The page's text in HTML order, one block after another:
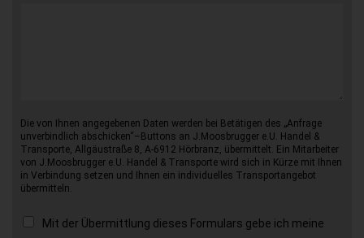
Die von Ihnen angegebenen Daten werden bei Betätigen des „Anfrage
unverbindlich abschicken“–Buttons an J.Moosbrugger e.U. Handel &
Transporte, Allgäustraße 8, A-6912 Hörbranz, übermittelt. Ein Mitarbeiter
von J.Moosbrugger e.U. Handel & Transporte wird sich in Kürze mit Ihnen
in Verbindung setzen und Ihnen ein individuelles Transportangebot
übermitteln.
Mit der Übermittlung dieses Formulars gebe ich meine